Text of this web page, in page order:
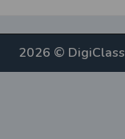
2026 © DigiClass